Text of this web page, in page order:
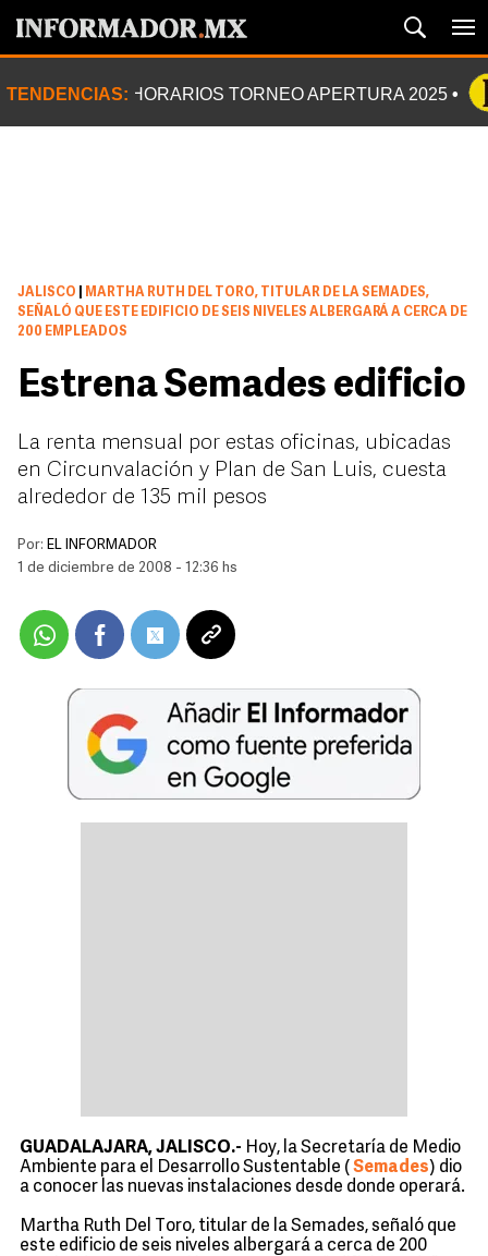
TENDENCIAS: HORARIOS TORNEO APERTURA 2025
JALISCO
MARTHA RUTH DEL TORO, TITULAR DE LA SEMADES,
SEÑALÓ QUE ESTE EDIFICIO DE SEIS NIVELES ALBERGARÁ A CERCA DE
200 EMPLEADOS
Estrena Semades edificio
La renta mensual por estas oficinas, ubicadas
en Circunvalación y Plan de San Luis, cuesta
alrededor de 135 mil pesos
Por: EL INFORMADOR
1 de diciembre de 2008 - 12:36 hs
GUADALAJARA, JALISCO.- Hoy, la Secretaría de Medio
Ambiente para el Desarrollo Sustentable ( Semades) dio
a conocer las nuevas instalaciones desde donde operará.
Martha Ruth Del Toro, titular de la Semades, señaló que
este edificio de seis niveles albergará a cerca de 200